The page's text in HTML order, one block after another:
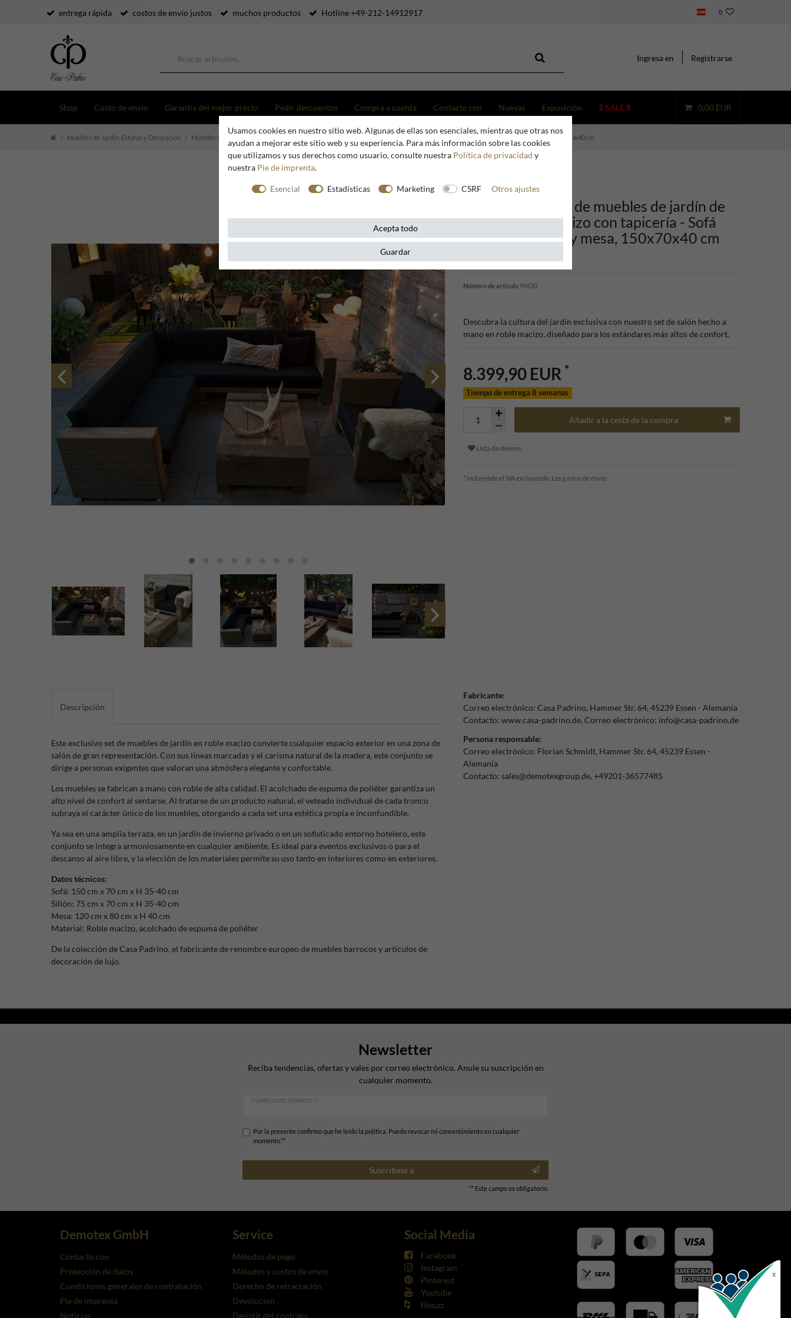
entrega rápida costos de envío justos muchos productos Hotline +49-212-14912917 0
Ingresa en Registrarse
Shop Costo de envío Garantía del mejor precio Pedir descuentos Compra a cuenta Contacte con Nuevas Exposición $ SALE $ 0,00 EUR
Muebles de Jardín, Estufas y Decoración Muebles de Jardín Casa Padrino Set de muebles de jardín de lujo en roble macizo con tapicería - Sofá esquinero, sillón y mesa, 150x70x40 cm
Casa Padrino Set de muebles de jardín de
lujo en roble macizo con tapicería - Sofá
esquinero, sillón y mesa, 150x70x40 cm
Número de artículo 99633
Descubra la cultura del jardín exclusiva con nuestro set de salón hecho a
mano en roble macizo, diseñado para los estándares más altos de confort.
8.399,90 EUR *
Tiempo de entrega 8 semanas
Añadir a la cesta de la compra
Lista de deseos
* incluyendo el IVA excluyendo. Los gastos de envío
Descripción
Este exclusivo set de muebles de jardín en roble macizo convierte cualquier espacio exterior en una zona de
salón de gran representación. Con sus líneas marcadas y el carisma natural de la madera, este conjunto se
dirige a personas exigentes que valoran una atmósfera elegante y confortable.
Los muebles se fabrican a mano con roble de alta calidad. El acolchado de espuma de poliéter garantiza un
alto nivel de confort al sentarse. Al tratarse de un producto natural, el veteado individual de cada tronco
subraya el carácter único de los muebles, otorgando a cada set una estética propia e inconfundible.
Ya sea en una amplia terraza, en un jardín de invierno privado o en un sofisticado entorno hotelero, este
conjunto se integra armoniosamente en cualquier ambiente. Es ideal para eventos exclusivos o para el
descanso al aire libre, y la elección de los materiales permite su uso tanto en interiores como en exteriores.
Datos técnicos:
Sofá: 150 cm x 70 cm x H 35-40 cm
Sillón: 75 cm x 70 cm x H 35-40 cm
Mesa: 120 cm x 80 cm x H 40 cm
Material: Roble macizo, acolchado de espuma de poliéter
De la colección de Casa Padrino, el fabricante de renombre europeo de muebles barrocos y artículos de
decoración de lujo.
Fabricante:
Correo electrónico: Casa Padrino Hammer Str. 64 45239 Essen
Alemania
Contacto: www.casa-padrino.de Correo electrónico: info@casa-padrino.de
Persona responsable:
Correo electrónico: Florian Schmidt Hammer Str. 64 45239 Essen
Alemania
Contacto: sales@demotexgroup.de +49201-36577485
Newsletter
Reciba tendencias, ofertas y vales por correo electrónico. Anule su suscripción en
cualquier momento.
CORREO ELECTRÓNICO **
Por la presente confirmo que he leído la política. Puedo revocar mi consentimiento en cualquier
momento.**
Suscríbase a
** Este campo es obligatorio.
Demotex GmbH
Contacte con
Protección de datos
Condiciones generales de contratación
Pie de imprenta
Noticias
Service
Métodos de pago
Métodos y costos de envío
Derecho de retractación
Devolucion
Desistir del contrato
Social Media
Facebook
Instagram
Pinterest
Youtube
Houzz
Usamos cookies en nuestro sitio web. Algunas de ellas son esenciales, mientras que otras nos
ayudan a mejorar este sitio web y su experiencia. Para más información sobre las cookies
que utilizamos y sus derechos como usuario, consulte nuestra Política de privacidad y
nuestra Pie de imprenta.
Esencial Estadísticas Marketing CSRF Otros ajustes
Acepta todo
Guardar